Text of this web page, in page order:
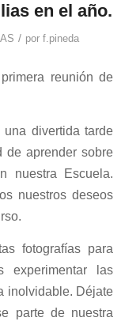
en el año.
/ por f.pineda
reunión de
divertida tarde
de aprender sobre
nuestra Escuela.
nuestros deseos
fotografías para
experimentar las
inolvidable. Déjate
parte de nuestra